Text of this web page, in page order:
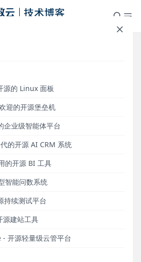
源的 Linux 面板
迎的开源堡垒机
企业级智能体平台
的开源 AI CRM 系统
的开源 BI 工具
智能问数系统
续测试平台
源建站工具
开源轻量级云管平台
源堡垒机与宝兰德中
容性认证
源堡垒机已经完成与宝兰德主要
容性认证。
测试，宝兰德分布式缓存数据库
品可以顺利安装、相互良好兼